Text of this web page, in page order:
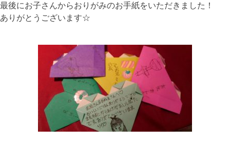
最後にお子さんからおりがみのお手紙をいただきました！
ありがとうございます☆